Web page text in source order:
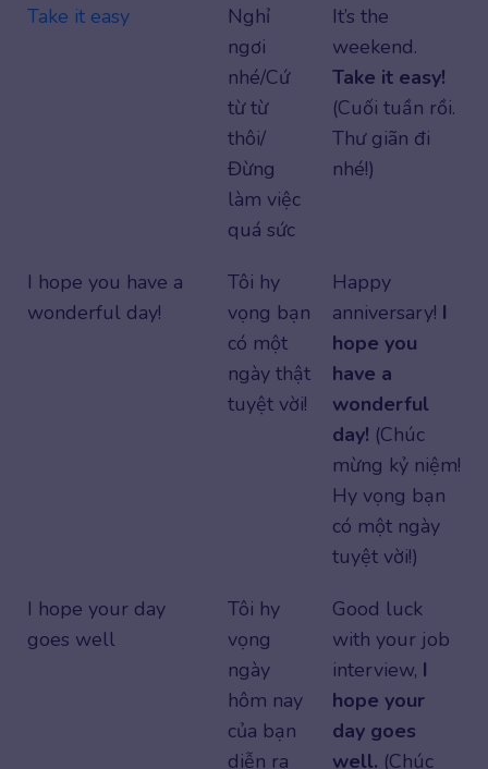
Take it easy
Nghỉ
ngơi
nhé/Cứ
từ từ
thôi/
Đừng
làm việc
quá sức
It’s the
weekend.
Take it easy!
(Cuối tuần rồi.
Thư giãn đi
nhé!)
I hope you have a
wonderful day!
Tôi hy
vọng bạn
có một
ngày thật
tuyệt vời!
Happy
anniversary! I
hope you
have a
wonderful
day! (Chúc
mừng kỷ niệm!
Hy vọng bạn
có một ngày
tuyệt vời!)
I hope your day
goes well
Tôi hy
vọng
ngày
hôm nay
của bạn
diễn ra
Good luck
with your job
interview, I
hope your
day goes
well. (Chúc